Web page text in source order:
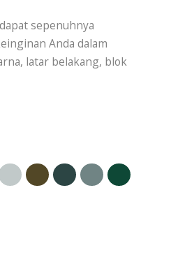
sepenuhnya
Anda dalam
latar belakang, blok